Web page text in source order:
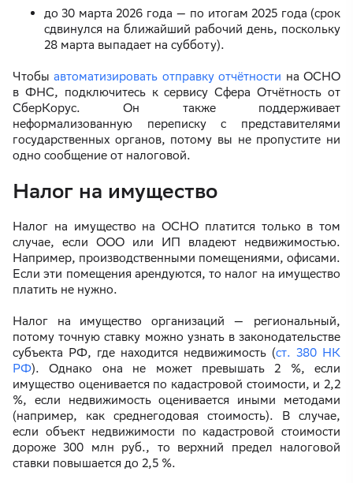
до 30 марта 2026 года — по итогам 2025 года (срок
сдвинулся на ближайший рабочий день, поскольку
28 марта выпадает на субботу).
Чтобыавтоматизировать отправку отчётности на ОСНО
в ФНС, подключитесь к сервису Сфера Отчётность от
СберКорус. Он также поддерживает
неформализованную переписку с представителями
государственных органов, потому вы не пропустите ни
одно сообщение от налоговой.
Налог на имущество
Налог на имущество на ОСНО платится только в том
случае, если ООО или ИП владеют недвижимостью.
Например, производственными помещениями, офисами.
Если эти помещения арендуются, то налог на имущество
платить не нужно.
Налог на имущество организаций — региональный,
потому точную ставку можно узнать в законодательстве
субъекта РФ, где находится недвижимость (ст. 380 НК
РФ). Однако она не может превышать 2 %, если
имущество оценивается по кадастровой стоимости, и 2,2
%, если недвижимость оценивается иными методами
(например, как среднегодовая стоимость). В случае,
если объект недвижимости по кадастровой стоимости
дороже 300 млн руб., то верхний предел налоговой
ставки повышается до 2,5 %.